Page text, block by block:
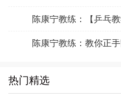
陈康宁教练：【乒乓
陈康宁教练：教你正手
热门精选